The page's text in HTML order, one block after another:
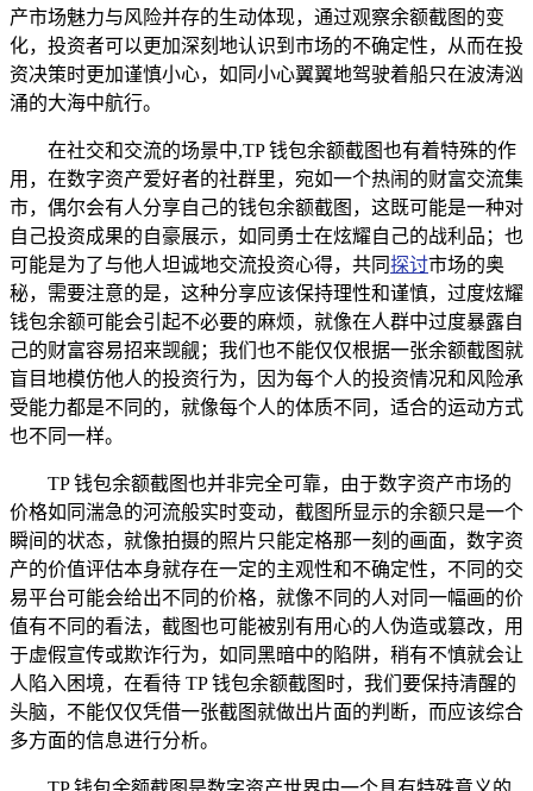
产市场魅力与风险并存的生动体现，通过观察余额截图的变
化，投资者可以更加深刻地认识到市场的不确定性，从而在投
资决策时更加谨慎小心，如同小心翼翼地驾驶着船只在波涛汹
涌的大海中航行。
在社交和交流的场景中,TP 钱包余额截图也有着特殊的作
用，在数字资产爱好者的社群里，宛如一个热闹的财富交流集
市，偶尔会有人分享自己的钱包余额截图，这既可能是一种对
自己投资成果的自豪展示，如同勇士在炫耀自己的战利品；也
可能是为了与他人坦诚地交流投资心得，共同探讨市场的奥
秘，需要注意的是，这种分享应该保持理性和谨慎，过度炫耀
钱包余额可能会引起不必要的麻烦，就像在人群中过度暴露自
己的财富容易招来觊觎；我们也不能仅仅根据一张余额截图就
盲目地模仿他人的投资行为，因为每个人的投资情况和风险承
受能力都是不同的，就像每个人的体质不同，适合的运动方式
也不同一样。
TP 钱包余额截图也并非完全可靠，由于数字资产市场的
价格如同湍急的河流般实时变动，截图所显示的余额只是一个
瞬间的状态，就像拍摄的照片只能定格那一刻的画面，数字资
产的价值评估本身就存在一定的主观性和不确定性，不同的交
易平台可能会给出不同的价格，就像不同的人对同一幅画的价
值有不同的看法，截图也可能被别有用心的人伪造或篡改，用
于虚假宣传或欺诈行为，如同黑暗中的陷阱，稍有不慎就会让
人陷入困境，在看待 TP 钱包余额截图时，我们要保持清醒的
头脑，不能仅仅凭借一张截图就做出片面的判断，而应该综合
多方面的信息进行分析。